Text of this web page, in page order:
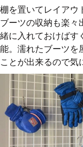
棚を置いてレイアウ
ブーツの収納も楽々
緒に入れておけばす
能。濡れたブーツを
ことが出来るので気